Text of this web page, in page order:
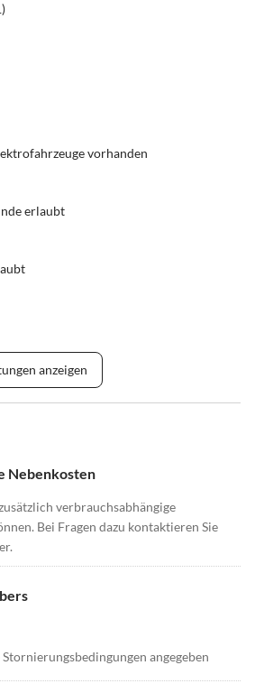
vorhanden
erlaubt
anzeigen
Nebenkosten
verbrauchsabhängige
Bei Fragen dazu kontaktieren Sie
angegeben